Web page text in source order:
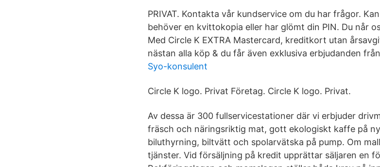
PRIVAT. Kontakta vår kundservice om du har frågor.
behöver en kvittokopia eller har glömt din PIN. Du når
Med Circle K EXTRA Mastercard, kreditkort utan
nästan alla köp & du får även exklusiva erbjudanden
Syo-konsulent
Circle K logo. Privat Företag. Circle K logo. Privat.
Av dessa är 300 fullservicestationer där vi erbjuder
fräsch och näringsriktig mat, gott ekologiskt kaffe på
biluthyrning, biltvätt och spolarvätska på pump. Om
tjänster. Vid försäljning på kredit upprättar säljaren en